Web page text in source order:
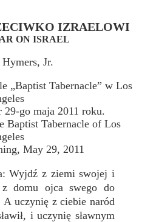
IZRAELOWI
ON ISRAEL
Jr.
„Baptist Tabernacle” w Los
go maja 2011 roku.
Baptist Tabernacle of Los
May 29, 2011
Wyjdź z ziemi swojej i
domu ojca swego do
uczynię z ciebie naród
i uczynię sławnym